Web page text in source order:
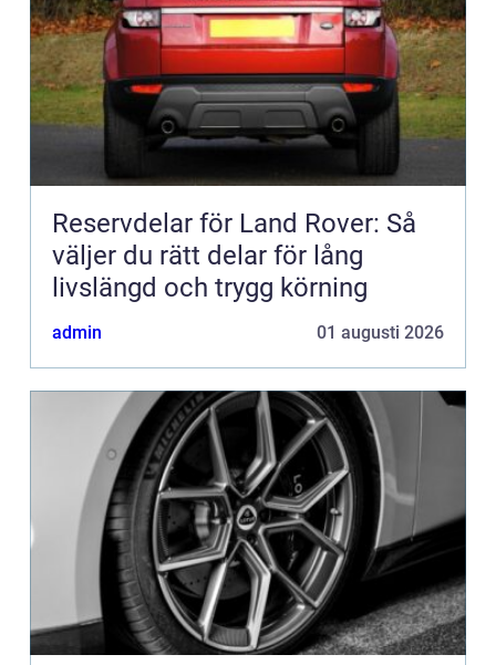
Reservdelar för Land Rover: Så
väljer du rätt delar för lång
livslängd och trygg körning
admin 01 augusti 2026